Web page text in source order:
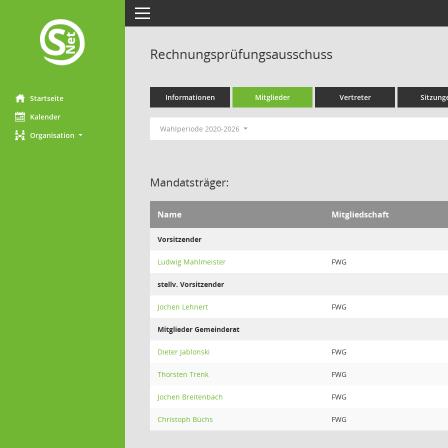
Startseite
Kalender
Organisation
Toggle navigation
Rechnungsprüfungsausschuss
Informationen Mitglieder Vertreter
Wahlperiode 2020-2026
Mandatsträger:
Name Mitgliedschaft
Vorsitzender
Ludwig Mahlmeister FWG
stellv. Vorsitzender
Jochen Lehnert FWG
Mitglieder Gemeinderat
Dieter Jablonski FWG
Thorsten Trenk FWG
Jochen Breitenbach FWG
Christoph Büchs FWG